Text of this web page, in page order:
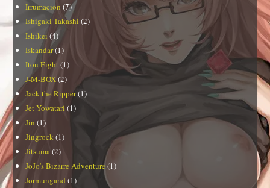
Irrumacion (7)
Ishigaki Takashi (2)
Ishikei (4)
Iskandar(1)
Itou Eight (1)
J-M-BOX(2)
Jack the Ripper(1)
Jet Yowatari (1)
Jin (1)
Jingrock (1)
Jitsuma (2)
JoJo's Bizarre Adventure (1)
Jormungand (1)